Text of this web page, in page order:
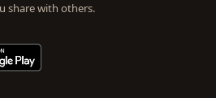
share with others.